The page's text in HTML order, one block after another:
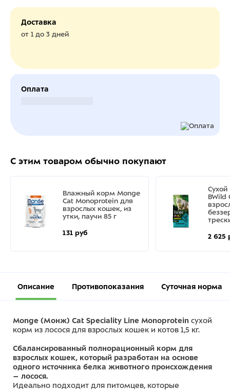
Доставка
от 1 до 3 дней
Оплата
С этим товаром обычно покупают
Влажный корм Monge
Cat Monoprotein для
взрослых кошек, из
утки, паучи 85 г
131 руб
BWild
2 625
Описание Противопоказания Суточная норма
Monge (Монж) Cat Speciality Line Monoprotein сухой
корм из лосося для взрослых кошек и котов 1,5 кг.
Сбалансированный полнорационный корм для
взрослых кошек, который разработан на основе
одного источника белка животного происхождения
– лосося.
Идеально подходит для питомцев, которые